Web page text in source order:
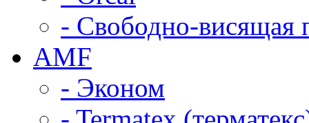
- Свободно-висящая
AMF
- Эконом